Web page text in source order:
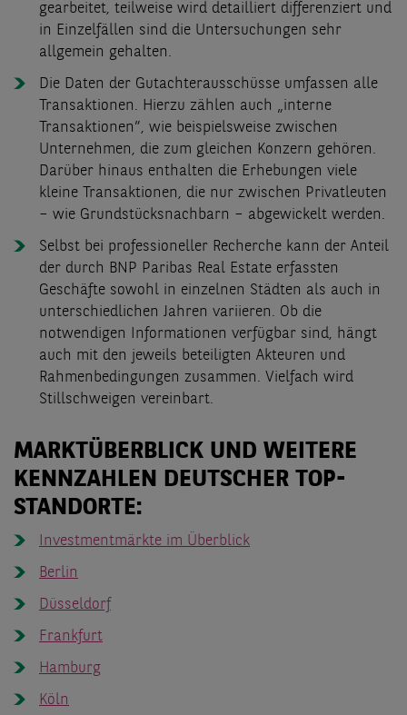
gearbeitet, teilweise wird detailliert differenziert und
in Einzelfällen sind die Untersuchungen sehr
allgemein gehalten.
Die Daten der Gutachterausschüsse umfassen alle
Transaktionen. Hierzu zählen auch „interne
Transaktionen”, wie beispielsweise zwischen
Unternehmen, die zum gleichen Konzern gehören.
Darüber hinaus enthalten die Erhebungen viele
kleine Transaktionen, die nur zwischen Privatleuten
– wie Grundstücksnachbarn – abgewickelt werden.
Selbst bei professioneller Recherche kann der Anteil
der durch BNP Paribas Real Estate erfassten
Geschäfte sowohl in einzelnen Städten als auch in
unterschiedlichen Jahren variieren. Ob die
notwendigen Informationen verfügbar sind, hängt
auch mit den jeweils beteiligten Akteuren und
Rahmenbedingungen zusammen. Vielfach wird
Stillschweigen vereinbart.
MARKTÜBERBLICK UND WEITERE
KENNZAHLEN DEUTSCHER TOP-
STANDORTE:
Investmentmärkte im Überblick
Berlin
Düsseldorf
Frankfurt
Hamburg
Köln